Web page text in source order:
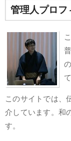
管理人プロフ
このサイトでは、
介しています。和
す。